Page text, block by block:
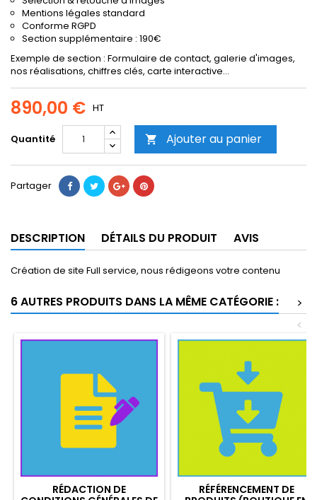
Mentions légales standard
Conforme RGPD
Section supplémentaire : 190€
Exemple de section : Formulaire de contact, galerie d'images,
nos réalisations, chiffres clés, carte interactive...
890,00 € HT
Quantité  Ajouter au panier
Partager
DESCRIPTION DÉTAILS DU PRODUIT AVIS
Création de site Full service, nous rédigeons votre contenu
6 AUTRES PRODUITS DANS LA MÊME CATÉGORIE :
>
<
RÉDACTION DE
RÉFÉRENCEMENT DE